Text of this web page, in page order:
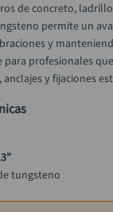
de concreto,
permite un
y
para profesionales
y fijaciones
tungsteno